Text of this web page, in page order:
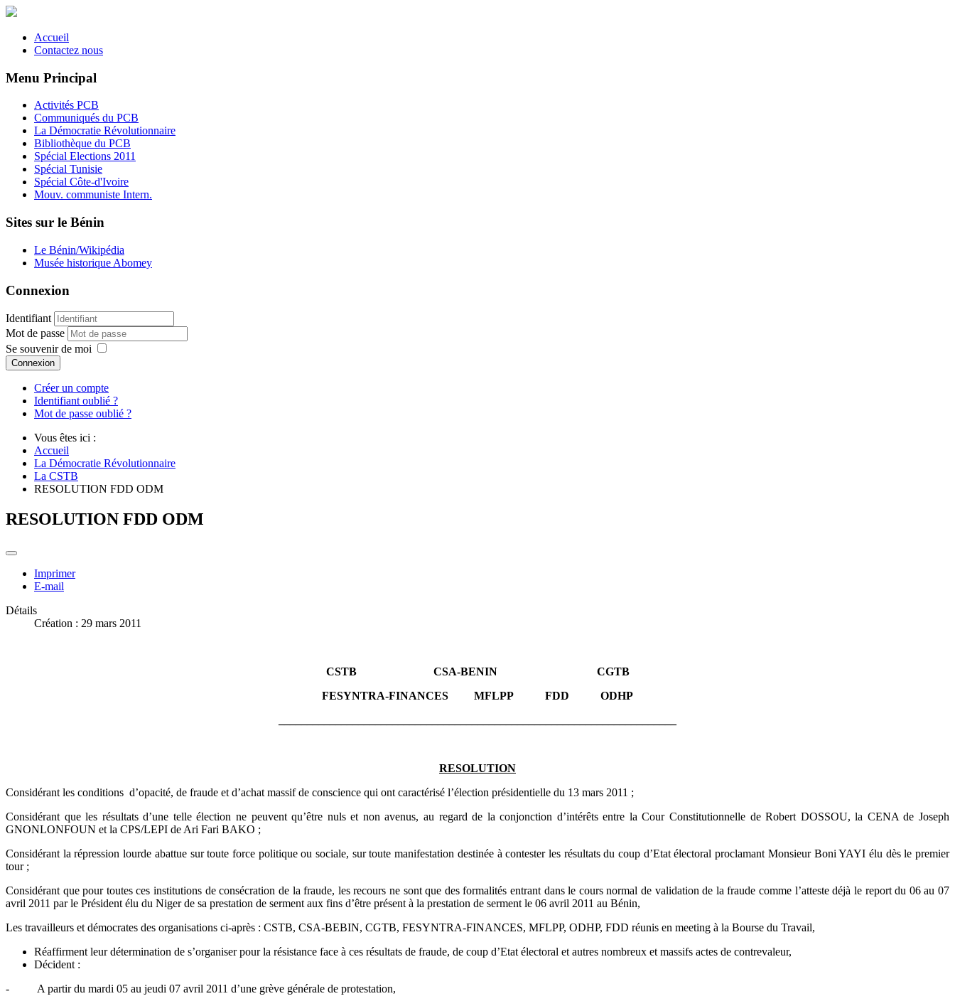
Accueil
Contactez nous
Menu Principal
Activités PCB
Communiqués du PCB
La Démocratie Révolutionnaire
Bibliothèque du PCB
Spécial Elections 2011
Spécial Tunisie
Spécial Côte-d'Ivoire
Mouv. communiste Intern.
Sites sur le Bénin
Le Bénin/Wikipédia
Musée historique Abomey
Connexion
Identifiant
Mot de passe
Se souvenir de moi
Connexion
Créer un compte
Identifiant oublié ?
Mot de passe oublié ?
Vous êtes ici :
Accueil
La Démocratie Révolutionnaire
La CSTB
RESOLUTION FDD ODM
RESOLUTION FDD ODM
Imprimer
E-mail
Détails
Création : 29 mars 2011
CSTB CSA-BENIN CGTB
FESYNTRA-FINANCES MFLPP FDD ODHP
RESOLUTION
Considérant les conditions d’opacité, de fraude et d’achat massif de conscience qui ont caractérisé l’élection présidentielle du 13 mars 2011 ;
Considérant que les résultats d’une telle élection ne peuvent qu’être nuls et non avenus, au regard de la conjonction d’intérêts entre la Cour Constitutionnelle de Robert DOSSOU, la CENA de Joseph
GNONLONFOUN et la CPS/LEPI de Ari Fari BAKO ;
Considérant la répression lourde abattue sur toute force politique ou sociale, sur toute manifestation destinée à contester les résultats du coup d’Etat électoral proclamant Monsieur Boni YAYI élu dès le premier
tour ;
Considérant que pour toutes ces institutions de consécration de la fraude, les recours ne sont que des formalités entrant dans le cours normal de validation de la fraude comme l’atteste déjà le report du 06 au 07
avril 2011 par le Président élu du Niger de sa prestation de serment aux fins d’être présent à la prestation de serment le 06 avril 2011 au Bénin,
Les travailleurs et démocrates des organisations ci-après : CSTB, CSA-BEBIN, CGTB, FESYNTRA-FINANCES, MFLPP, ODHP, FDD réunis en meeting à la Bourse du Travail,
Réaffirment leur détermination de s’organiser pour la résistance face à ces résultats de fraude, de coup d’Etat électoral et autres nombreux et massifs actes de contrevaleur,
Décident :
- A partir du mardi 05 au jeudi 07 avril 2011 d’une grève générale de protestation,